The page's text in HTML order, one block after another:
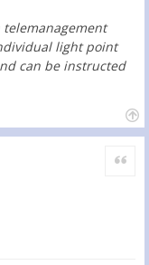
light point
can be instructed
Citar